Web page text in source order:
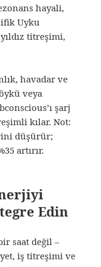
hayali,
Uyku
titreşimi,
havadar ve
veya
şarj
kılar. Not:
düşürür;
artırır.
Edin
saat değil –
iş titreşimi ve